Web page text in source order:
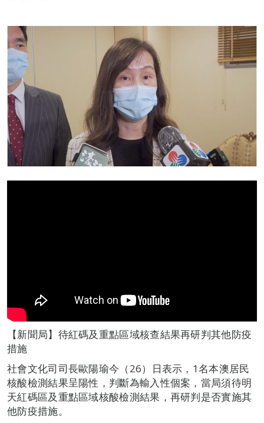
【新聞局】待紅碼及重點區域核查結果再研判其他防疫
措施
社會文化司司長歐陽瑜今（26）日表示，1名本澳居民
核酸檢測結果呈陽性，判斷為輸入性個案，當局須待明
天紅碼區及重點區域核酸檢測結果，再研判是否實施其
他防疫措施。